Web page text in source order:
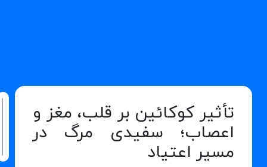
تأثیر کوکائین بر قلب، مغز و
اعصاب؛ سفیدی مرگ در
مسیر اعتیاد